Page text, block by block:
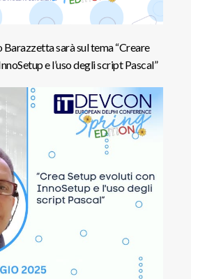
Barazzetta sarà sul tema “Creare
e l’uso degli script Pascal”